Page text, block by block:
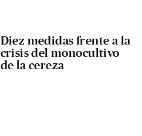
Diez medidas frente a la
crisis del monocultivo
de la cereza